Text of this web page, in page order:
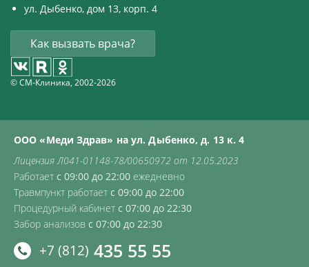
ул. Дыбенко, дом 13, корп. 4
Как вызвать врача?
© СМ-Клиника, 2002-2026
ООО «Меди Здрав» на ул. Дыбенко, д. 13 к. 4
Лицензия Л041-01148-78/00650972 от 12.05.2023
Работает с 09:00 до 22:00 ежедневно
Травмпункт работает с 09:00 до 22:00
Процедурный кабинет с 07:00 до 22:30
Забор анализов с 07:00 до 22:30
+7 (812) 435 55 55